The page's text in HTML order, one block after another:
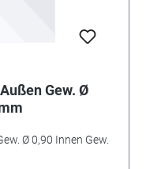
Gew. Ø
Ø 0,90 Innen Gew.